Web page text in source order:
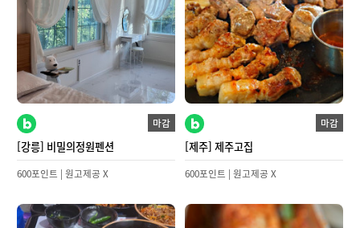
마감
[강릉] 비밀의정원펜션
600포인트 | 원고제공 X
마감
[제주] 제주고집
600포인트 | 원고제공 X